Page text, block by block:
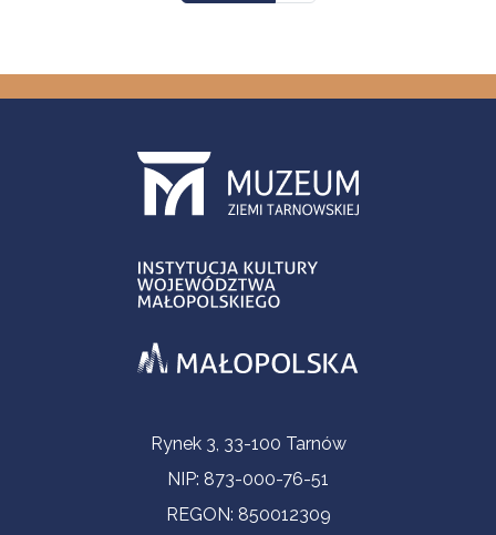
Informacje kontaktoweRynek 3, 33-100 Tarnów
NIP: 873-000-76-51
REGON: 850012309